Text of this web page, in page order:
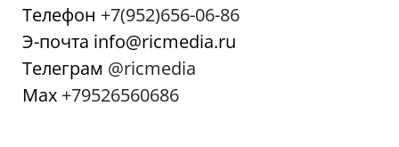
Телефон +7(952)656-06-86
Э-почта info@ricmedia.ru
Телеграм @ricmedia
Мах +79526560686